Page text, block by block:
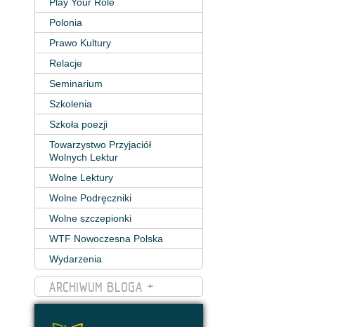
Play Your Role
Polonia
Prawo Kultury
Relacje
Seminarium
Szkolenia
Szkoła poezji
Towarzystwo Przyjaciół
Wolnych Lektur
Wolne Lektury
Wolne Podręczniki
Wolne szczepionki
WTF Nowoczesna Polska
Wydarzenia
ARCHIWUM BLOGA +